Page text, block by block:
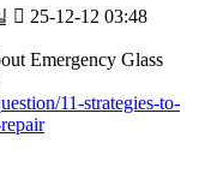
25-12-12 03:48
Emergency Glass
11-strategies-to-